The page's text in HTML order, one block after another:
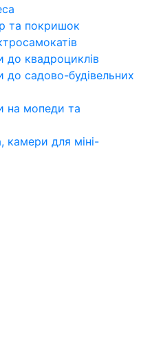
та покришок
квадроциклів
садово-будівельних
на мопеди та
камери для міні-